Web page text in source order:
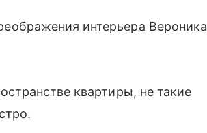
интерьера Вероника
квартиры, не такие